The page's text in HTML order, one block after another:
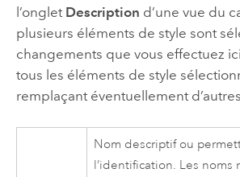
l’onglet Description d’une vue du
plusieurs éléments de style sont
changements que vous effectuez
tous les éléments de style
remplaçant éventuellement
Nom descriptif ou
l’identification. Les noms